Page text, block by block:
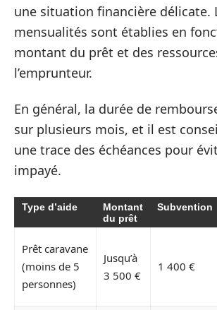
une situation financière délicate.
mensualités sont établies en
montant du prêt et des
l’emprunteur.
En général, la durée de
sur plusieurs mois, et il est
une trace des échéances pour
impayé.
Type d’aide
Montant
du prêt
Subvention
Prêt caravane
(moins de 5
personnes)
Jusqu’à
3 500 €
1 400 €